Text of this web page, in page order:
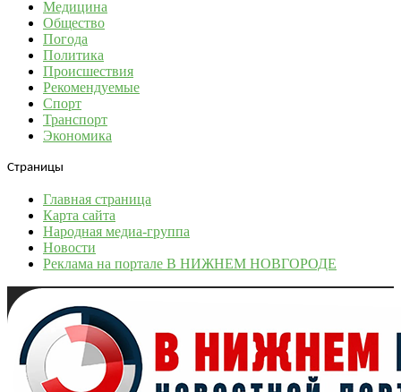
Медицина
Общество
Погода
Политика
Происшествия
Рекомендуемые
Спорт
Транспорт
Экономика
Страницы
Главная страница
Карта сайта
Народная медиа-группа
Новости
Реклама на портале В НИЖНЕМ НОВГОРОДЕ